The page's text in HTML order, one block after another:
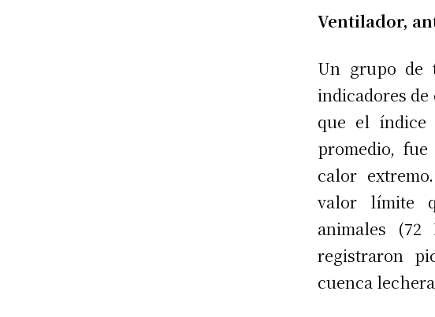
Ventilador,
Un grupo de
indicadores
que el índice
promedio,
calor
valor límite
animales
registraron
cuenca